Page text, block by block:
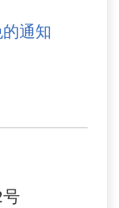
通知
号